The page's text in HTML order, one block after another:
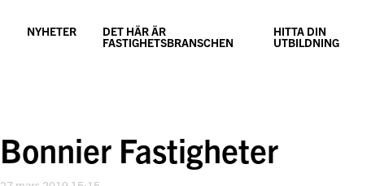
NYHETER DET HÄR ÄR
FASTIGHETSBRANSCHEN
HITTA DIN
UTBILDNING
Bonnier Fastigheter